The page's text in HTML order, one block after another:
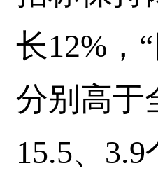
长12%，
分别高于
15.5、